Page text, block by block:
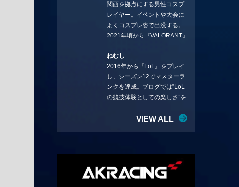
フリーランスのライターの二
足の草鞋を履いて幅広く活動
中。無類のラーメン好き！
Twitter:@ongakucas
関西を拠点にする男性コスプ
レイヤー。イベントや大会に
よくコスプレ姿で出没する。
2021年頃から『VALORANT』
続ける。現在の推しチームは
「CREST GAMING」。X：
@mlunias（Photo by
Subaru.F.）
ねむし
2016年から『LoL』をプレイ
し、シーズン12でマスターラ
ンクを達成。ブログでは”LoL
の競技体験としての楽しさ”を
リーを愛し、元ADCメイン
VIEW ALL